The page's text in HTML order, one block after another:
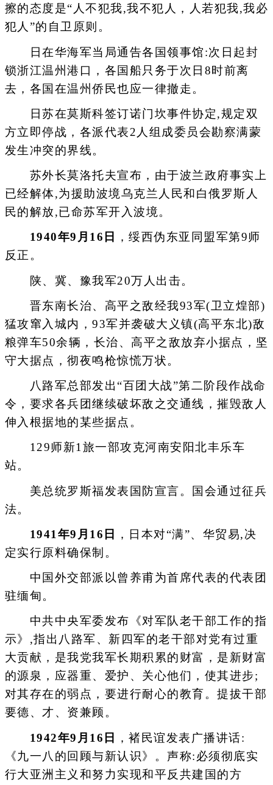
擦的态度是“人不犯我,我不犯人，人若犯我,我必
犯人”的自卫原则。
日在华海军当局通告各国领事馆:次日起封
锁浙江温州港口，各国船只务于次日8时前离
去，各国在温州侨民也应一律撤走。
日苏在莫斯科签订诺门坎事件协定,规定双
方立即停战，各派代表2人组成委员会勘察满蒙
发生冲突的界线。
苏外长莫洛托夫宣布，由于波兰政府事实上
已经解体,为援助波境乌克兰人民和白俄罗斯人
民的解放,已命苏军开入波境。
1940年9月16日
，绥西伪东亚同盟军第9师
反正。
陕、冀、豫我军20万人出击。
晋东南长治、高平之敌经我93军(卫立煌部)
猛攻窜入城内，93军并袭破大义镇(高平东北)敌
粮弹车50余辆，长治、高平之敌放弃小据点，坚
守大据点，彻夜鸣枪惊慌万状。
八路军总部发出“百团大战”第二阶段作战命
令，要求各兵团继续破坏敌之交通线，摧毁敌人
伸入根据地的某些据点。
129师新1旅一部攻克河南安阳北丰乐车
站。
美总统罗斯福发表国防宣言。国会通过征兵
法。
1941年9月16日
，日本对“满”、华贸易,决
定实行原料确保制。
中国外交部派以曾养甫为首席代表的代表团
驻缅甸。
中共中央军委发布《对军队老干部工作的指
示》,指出八路军、新四军的老干部对党有过重
大贡献，是我党我军长期积累的财富，是新财富
的源泉，应器重、爱护、关心他们，使其进步;
对其存在的弱点，要进行耐心的教育。提拔干部
要德、才、资兼顾。
1942年9月16日
，褚民谊发表广播讲话:
《九一八的回顾与新认识》。声称:必须彻底实
行大亚洲主义和努力实现和平反共建国的方